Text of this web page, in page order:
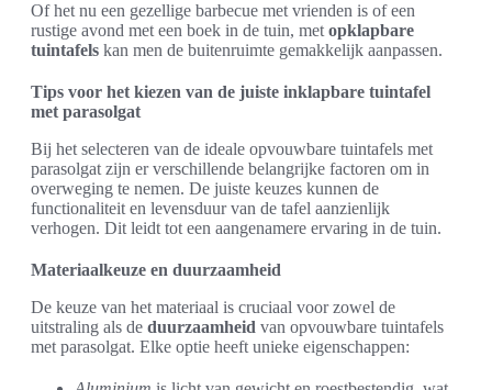
Of het nu een gezellige barbecue met vrienden is of een
rustige avond met een boek in de tuin, met opklapbare
tuintafels kan men de buitenruimte gemakkelijk aanpassen.
Tips voor het kiezen van de juiste inklapbare tuintafel
met parasolgat
Bij het selecteren van de ideale opvouwbare tuintafels met
parasolgat zijn er verschillende belangrijke factoren om in
overweging te nemen. De juiste keuzes kunnen de
functionaliteit en levensduur van de tafel aanzienlijk
verhogen. Dit leidt tot een aangenamere ervaring in de tuin.
Materiaalkeuze en duurzaamheid
De keuze van het materiaal is cruciaal voor zowel de
uitstraling als de duurzaamheid van opvouwbare tuintafels
met parasolgat. Elke optie heeft unieke eigenschappen: